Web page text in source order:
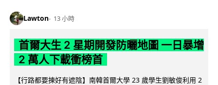
Lawton 13 小時
首爾大生 2 星期開發防曬地圖 一日暴增
2 萬人下載衝榜首
【行路都要揀好有遮陰】南韓首爾大學 23 歲學生劉敏俊利用 2